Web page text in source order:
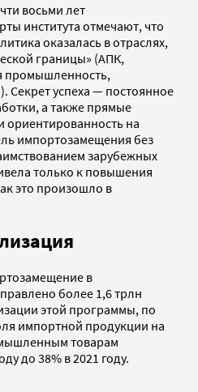
восьми лет
института отмечают, что
оказалась в отраслях,
границы» (АПК,
промышленность,
Секрет успеха — постоянное
а также прямые
ориентированность на
импортозамещения без
зарубежных
только к повышения
это произошло в
в
более 1,6 трлн
этой программы, по
импортной продукции на
товарам
до 38% в 2021 году.